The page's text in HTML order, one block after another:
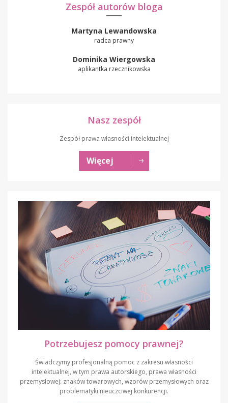
Zespół autorów bloga
Martyna Lewandowska
radca prawny
Dominika Wiergowska
aplikantka rzecznikowska
Nasz zespół
Zespół prawa własności intelektualnej
Więcej
Potrzebujesz pomocy prawnej?
Świadczymy profesjonalną pomoc z zakresu własności
intelektualnej, w tym prawa autorskiego, prawa własności
przemysłowej: znaków towarowych, wzorów przemysłowych oraz
problematyki nieuczciwej konkurencji.